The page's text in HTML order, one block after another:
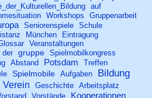
auf
Workshops
Gruppenarbeit
Seniorenspiele Schule
München
Eintragung
Veranstaltungen
der gruppe Spielmobilkongress
Abstand Potsdam Treffen
Spielmobile Aufgaben Bildung
Verein Geschichte Arbeitsplatz
Vorstände Kooperationen